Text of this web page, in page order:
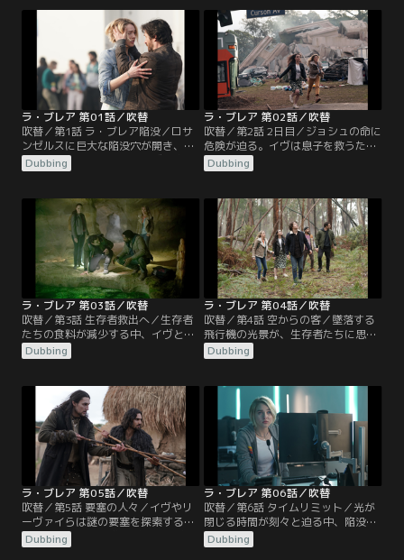
ラ・ブレア 第01話／吹替
吹替／第1話 ラ・ブレア陥没／ロサ
ンゼルスに巨大な陥没穴が開き、ハ
リス家は引き裂かれる。イヴと息子
は謎の太古の世界に送られる。ギャ
が、妻子を家に戻すためのカギかも
しれないことを知る。
Dubbing
ラ・ブレア 第02話／吹替
吹替／第2話 2日目／ジョシュの命に
危険が迫る。イヴは息子を救うた
め、危険な荒野を横断する。救助活
動を始めようと必死のギャヴィンと
ことを証明しようとするが、政府の
エージェントが2人の動きを追う。
Dubbing
ラ・ブレア 第03話／吹替
吹替／第3話 生存者救出へ／生存者
たちの食料が減少する中、イヴとタ
イはリスクを承知で森へ狩りに出か
ける。そして2人の生存を脅かす予
作戦が実現へ。ギャヴィンは複雑な
過去を共有する旧友に、自らの信念
と家族の運命を託さなければならな
い。
Dubbing
ラ・ブレア 第04話／吹替
吹替／第4話 空からの客／墜落する
飛行機の光景が、生存者たちに思い
がけない希望の波を広げる。イヴら
はパイロットを捜索する。政府が陥
後、ギャヴィンとイジーは意外なと
ころに助けを求める。
Dubbing
ラ・ブレア 第05話／吹替
吹替／第5話 要塞の人々／イヴやリ
ーヴァイらは謎の要塞を探索する
が、疑問はさらに増すばかり。ギャ
ヴィンとイジーは、未曾有の災害を
Dubbing
ラ・ブレア 第06話／吹替
吹替／第6話 タイムリミット／光が
閉じる時間が刻々と迫る中、陥没穴
の生存者たちは最後の脱出を試み
る。しかしその脱出計画は、ギャヴ
Dubbing